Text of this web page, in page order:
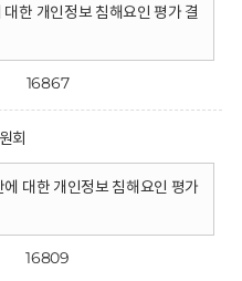
한 개인정보 침해요인 평가 결
16867
회
대한 개인정보 침해요인 평가
16809